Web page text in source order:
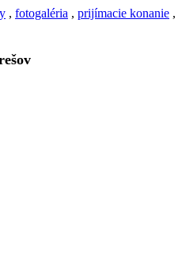
, fotogaléria , prijímacie konanie ,